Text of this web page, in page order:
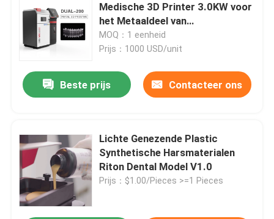
Producten
Over ons
Medische 3D Printer 3.0KW voor
het Metaaldeel van
Schedelsjukbeenderen
MOQ：1 eenheid
Prijs：1000 USD/unit
Beste prijs Contacteer ons
Lichte Genezende Plastic
Synthetische Harsmaterialen
Riton Dental Model V1.0
Prijs：$1.00/Pieces >=1 Pieces